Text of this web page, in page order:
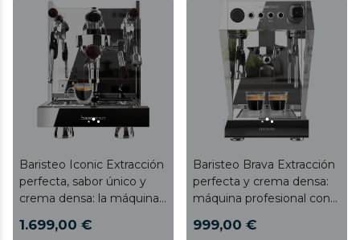
Baristeo Iconic Extracción
perfecta, sabor único y
crema densa: la máquina
pre-infusión ajustable,
1.699,00 €
Baristeo Brava Extracción
perfecta y crema densa:
máquina profesional con
bomba de 15 bares,
999,00 €